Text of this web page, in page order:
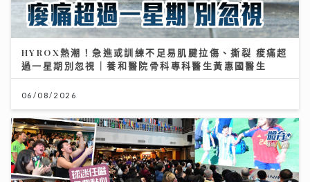
HYROX熱潮！急進或訓練不足易肌腱拉傷、撕裂 痠痛超
過一星期別忽視｜養和醫院骨科專科醫生黃惠國醫生
06/08/2026